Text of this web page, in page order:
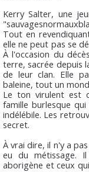
Kerry Salter, une
Tout en
elle ne peut pas se
À l'occasion du
terre, sacrée depuis
de leur clan. Elle
baleine, tout un
Le ton virulent est
famille burlesque
indélébile. Les
secret.
À vrai dire, il n'y a
eu du métissage.
aborigène et ceux